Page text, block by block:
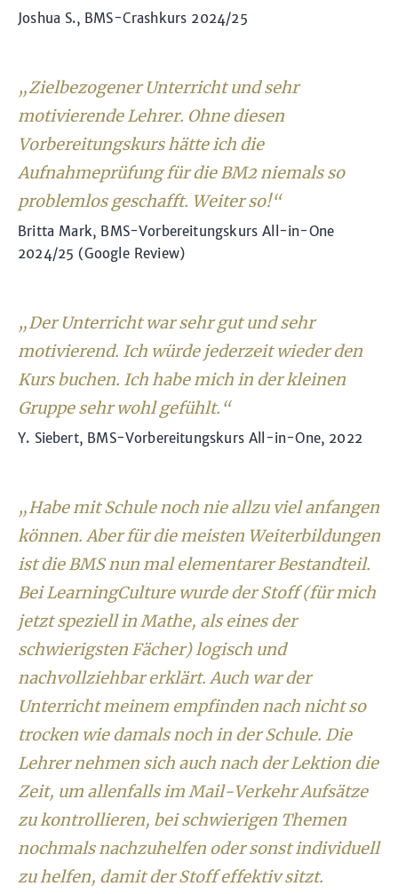
Joshua S., BMS-Crashkurs 2024/25
„Zielbezogener Unterricht und sehr
motivierende Lehrer. Ohne diesen
Vorbereitungskurs hätte ich die
Aufnahmeprüfung für die BM2 niemals so
problemlos geschafft. Weiter so!“
Britta Mark, BMS-Vorbereitungskurs All-in-One
2024/25 (Google Review)
„Der Unterricht war sehr gut und sehr
motivierend. Ich würde jederzeit wieder den
Kurs buchen. Ich habe mich in der kleinen
Gruppe sehr wohl gefühlt.“
Y. Siebert, BMS-Vorbereitungskurs All-in-One, 2022
„Habe mit Schule noch nie allzu viel anfangen
können. Aber für die meisten Weiterbildungen
ist die BMS nun mal elementarer Bestandteil.
Bei LearningCulture wurde der Stoff (für mich
jetzt speziell in Mathe, als eines der
schwierigsten Fächer) logisch und
nachvollziehbar erklärt. Auch war der
Unterricht meinem empfinden nach nicht so
trocken wie damals noch in der Schule. Die
Lehrer nehmen sich auch nach der Lektion die
Zeit, um allenfalls im Mail-Verkehr Aufsätze
zu kontrollieren, bei schwierigen Themen
nochmals nachzuhelfen oder sonst individuell
zu helfen, damit der Stoff effektiv sitzt.